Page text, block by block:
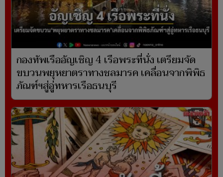
กองทัพเรืออัญเชิญ 4 เรือพระที่นั่ง เตรียมจัด
ขบวนพยุหยาตราทางชลมารค เคลื่อนจากพิพิธ
ภัณฑ์ฯสู่อู่ทหารเรือธนบุรี